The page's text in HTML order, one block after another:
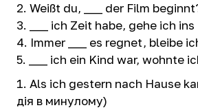
Weißt du, ___ der Film
___ ich Zeit habe, gehe ich ins
Immer ___ es regnet, bleibe
___ ich ein Kind war, wohnte
Als ich gestern nach Hause
дія в минулому)